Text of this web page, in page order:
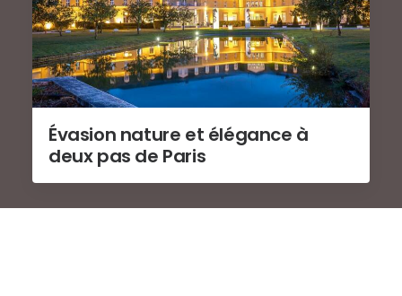
Évasion nature et élégance à
deux pas de Paris